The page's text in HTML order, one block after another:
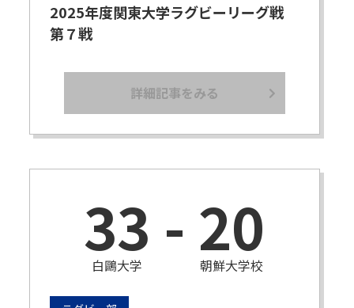
2025年度関東大学ラグビーリーグ戦
第７戦
詳細記事をみる
33
白鷗大学 - 20
朝鮮大学校